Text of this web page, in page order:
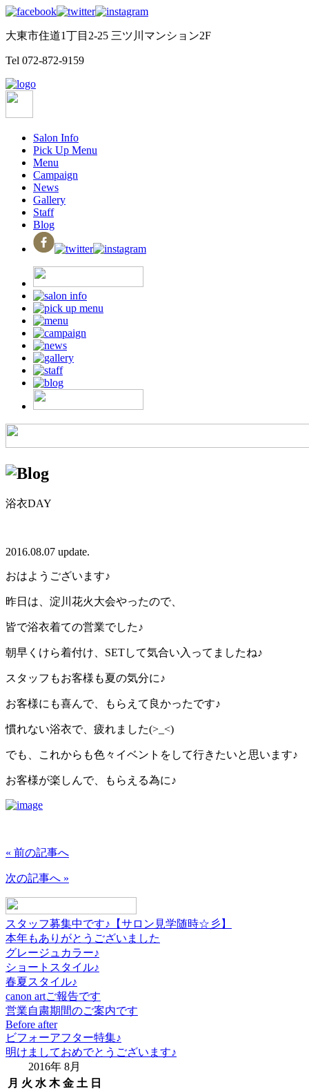
大東市住道1丁目2-25 三ツ川マンション2F
Tel 072-872-9159
Salon Info
Pick Up Menu
Menu
Campaign
News
Gallery
Staff
Blog
浴衣DAY
2016.08.07 update.
おはようございます♪
昨日は、淀川花火大会やったので、
皆で浴衣着ての営業でした♪
朝早くけら着付け、SETして気合い入ってましたね♪
スタッフもお客様も夏の気分に♪
お客様にも喜んで、もらえて良かったです♪
慣れない浴衣で、疲れました(>_<)
でも、これからも色々イベントをして行きたいと思います♪
お客様が楽しんで、もらえる為に♪
« 前の記事へ
次の記事へ »
スタッフ募集中です♪【サロン見学随時☆彡】
本年もありがとうございました
グレージュカラー♪
ショートスタイル♪
春夏スタイル♪
canon artご報告です
営業自粛期間のご案内です
Before after
ビフォーアフター特集♪
明けましておめでとうございます♪
2016年 8月
月 火 水 木 金 土 日